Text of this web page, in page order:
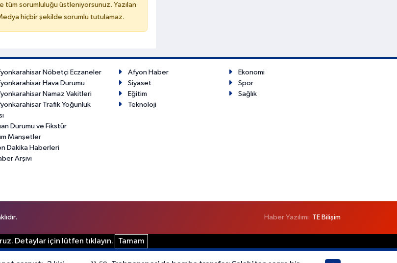
tüm sorumluluğu üstleniyorsunuz. Yazılan
hiçbir şekilde sorumlu tutulamaz.
Nöbetçi Eczaneler
Hava Durumu
Namaz Vakitleri
Trafik Yoğunluk
Durumu ve Fikstür
Manşetler
Dakika Haberleri
Arşivi
Afyon Haber
Ekonomi
Siyaset
Spor
Eğitim
Sağlık
Teknoloji
Haber Yazılımı: TE Bilişim
Detaylar için lütfen tıklayın. Tamam